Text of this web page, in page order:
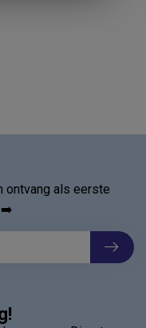
ontvang als eerste
➡️